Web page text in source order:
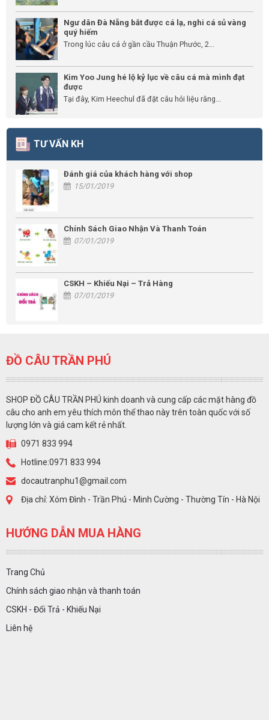
Ngư dân Đà Nẵng bắt được cá lạ, nghi cá sủ vàng
quý hiếm
Trong lúc câu cá ở gần cầu Thuận Phước, 2...
Kim Yoo Jung hé lộ kỷ lục về câu cá mà mình đạt
được
Tại đây, Kim Heechul đã đặt câu hỏi liệu rằng...
TƯ VẤN KH
Đánh giá của khách hàng với shop
15/01/2019
Chính Sách Giao Nhận Và Thanh Toán
07/01/2019
CSKH – Khiếu Nại – Trả Hàng
07/01/2019
ĐỒ CÂU TRẦN PHÚ
SHOP ĐỒ CÂU TRẦN PHÚ kinh doanh và cung cấp các mặt hàng đồ
câu cho anh em yêu thích môn thể thao này trên toàn quốc với số
lượng lớn và giá cam kết rẻ nhất.
0971 833 994
Hotline:0971 833 994
docautranphu1@gmail.com
Địa chỉ: Xóm Đình - Trần Phú - Minh Cường - Thường Tín - Hà Nội
HƯỚNG DẪN MUA HÀNG
Trang Chủ
Chính sách giao nhận và thanh toán
CSKH - Đổi Trả - Khiếu Nại
Liên hệ